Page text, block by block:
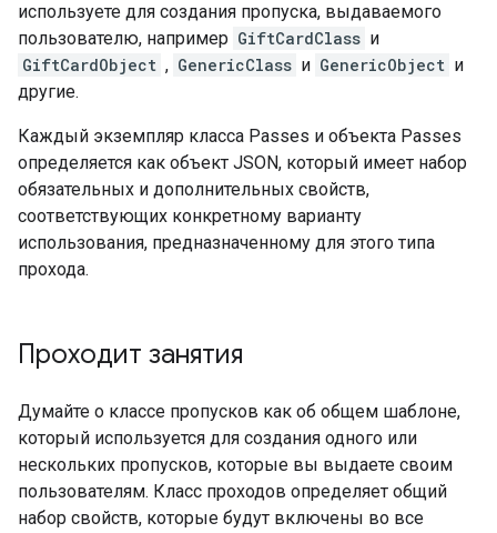
используете для создания пропуска, выдаваемого
пользователю, например GiftCardClass и
GiftCardObject , GenericClass и GenericObject и
другие.
Каждый экземпляр класса Passes и объекта Passes
определяется как объект JSON, который имеет набор
обязательных и дополнительных свойств,
соответствующих конкретному варианту
использования, предназначенному для этого типа
прохода.
Проходит занятия
Думайте о классе пропусков как об общем шаблоне,
который используется для создания одного или
нескольких пропусков, которые вы выдаете своим
пользователям. Класс проходов определяет общий
набор свойств, которые будут включены во все